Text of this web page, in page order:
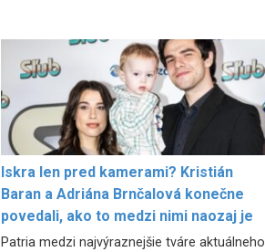
Iskra len pred kamerami? Kristián
Baran a Adriána Brnčalová konečne
povedali, ako to medzi nimi naozaj je
Patria medzi najvýraznejšie tváre aktuálneho